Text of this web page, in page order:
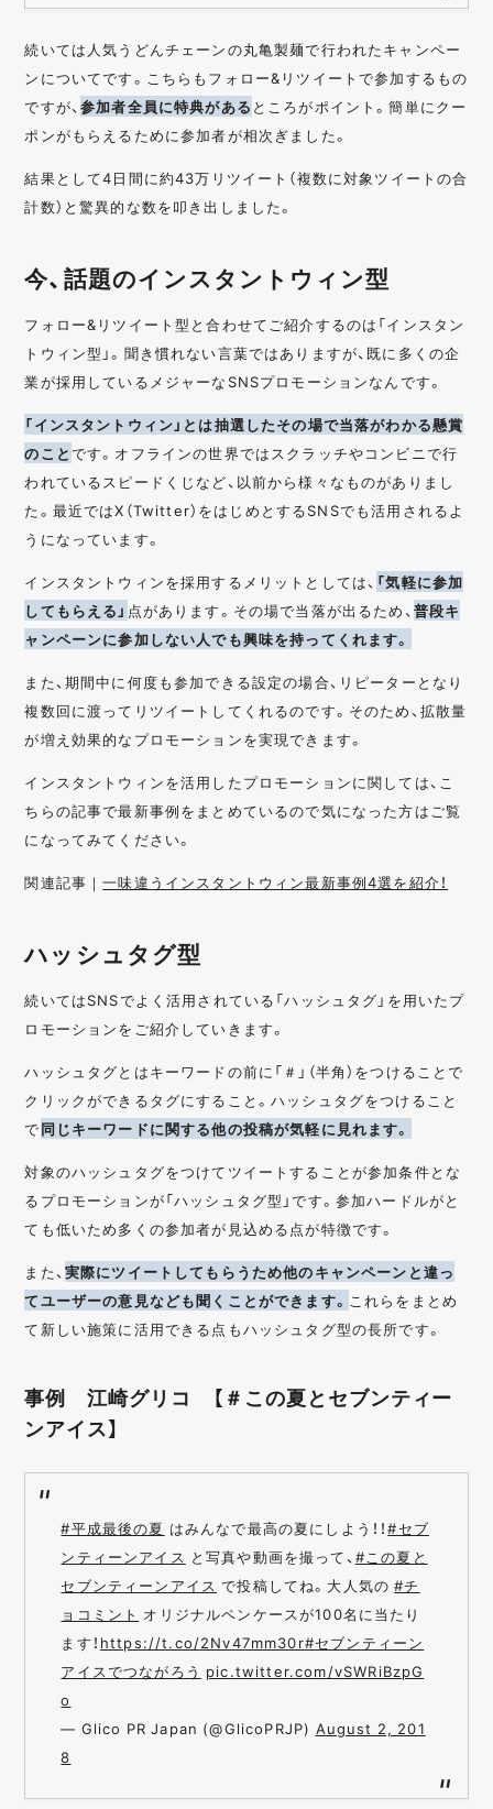
続いては人気うどんチェーンの丸亀製麺で行われたキャンペー
ンについてです。こちらもフォロー&リツイートで参加するもの
ですが、参加者全員に特典がある ところがポイント。簡単にクー
ポンがもらえるために参加者が相次ぎました。
結果として4日間に約43万リツイート（複数に対象ツイートの合
計数）と驚異的な数を叩き出しました。
今、話題のインスタントウィン型
フォロー&リツイート型と合わせてご紹介するのは「インスタン
トウィン型」。聞き慣れない言葉ではありますが、既に多くの企
業が採用しているメジャーなSNSプロモーションなんです。
「インスタントウィン」とは抽選したその場で当落がわかる懸賞
のことです。オフラインの世界ではスクラッチやコンビニで行
われているスピードくじなど、以前から様々なものがありまし
た。最近ではX（Twitter）をはじめとするSNSでも活用されるよ
うになっています。
インスタントウィンを採用するメリットとしては、 「気軽に参加
してもらえる」 点があります。その場で当落が出るため、 普段キ
ャンペーンに参加しない人でも興味を持ってくれます。
また、期間中に何度も参加できる設定の場合、リピーターとなり
複数回に渡ってリツイートしてくれるのです。そのため、拡散量
が増え効果的なプロモーションを実現できます。
インスタントウィンを活用したプロモーションに関しては、こ
ちらの記事で最新事例をまとめているので気になった方はご覧
になってみてください。
関連記事｜一味違うインスタントウィン最新事例4選を紹介！
ハッシュタグ型
続いてはSNSでよく活用されている「ハッシュタグ」を用いたプ
ロモーションをご紹介していきます。
ハッシュタグとはキーワードの前に「＃」（半角）をつけることで
クリックができるタグにすること。ハッシュタグをつけること
で同じキーワードに関する他の投稿が気軽に見れます。
対象のハッシュタグをつけてツイートすることが参加条件とな
るプロモーションが「ハッシュタグ型」です。参加ハードルがと
ても低いため多くの参加者が見込める点が特徴です。
また、 実際にツイートしてもらうため他のキャンペーンと違っ
てユーザーの意見なども聞くことができます。 これらをまとめ
て新しい施策に活用できる点もハッシュタグ型の長所です。
事例 江崎グリコ 【＃この夏とセブンティー
ンアイス】
#平成最後の夏 はみんなで最高の夏にしよう！！#セブ
ンティーンアイス と写真や動画を撮って、 #この夏と
セブンティーンアイス で投稿してね。大人気の#チ
ョコミント オリジナルペンケースが100名に当たり
ます！ https://t.co/2Nv47mm30r#セブンティーン
アイスでつながろう pic.twitter.com/vSWRiBzpG
o
— Glico PR Japan (@GlicoPRJP) August 2, 201
8